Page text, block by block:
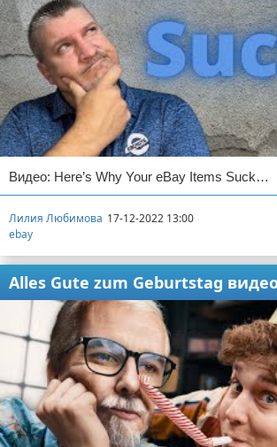
Видео: Here’s Why Your eBay Items Suck…
Лилия Любимова 17-12-2022 13:00
ebay
Alles Gute zum Geburtstag